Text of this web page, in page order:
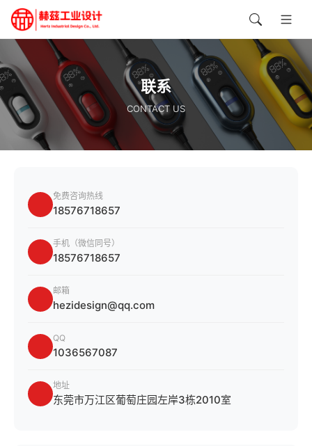
联系
CONTACT US
免费咨询热线
18576718657
手机（微信同号）
18576718657
邮箱
hezidesign@qq.com
QQ
1036567087
地址
东莞市万江区葡萄庄园左岸3栋2010室